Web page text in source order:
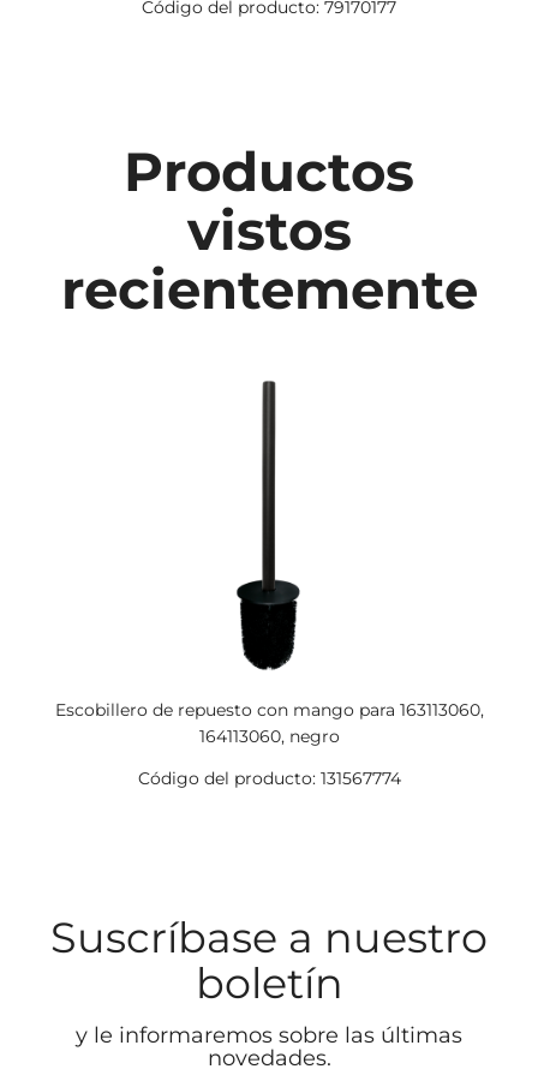
Código del producto: 79170177
Productos
vistos
recientemente
Escobillero de repuesto con mango para 163113060,
164113060, negro
Código del producto: 131567774
Suscríbase a nuestro
boletín
y le informaremos sobre las últimas
novedades.